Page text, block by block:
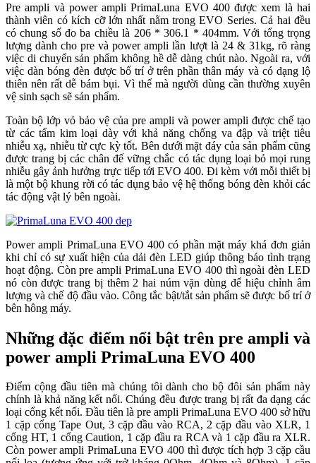
Pre ampli và power ampli PrimaLuna EVO 400 được xem là hai
thành viên có kích cỡ lớn nhất nằm trong EVO Series. Cả hai đều
có chung số đo ba chiều là 206 * 306.1 * 404mm. Với tổng trọng
lượng dành cho pre và power ampli lần lượt là 24 & 31kg, rõ ràng
việc di chuyển sản phẩm không hề dễ dàng chút nào. Ngoài ra, với
việc dàn bóng đèn được bố trí ở trên phần thân máy và có dạng lộ
thiên nên rất dễ bám bụi. Vì thế mà người dùng cần thường xuyên
vệ sinh sạch sẽ sản phẩm.
Toàn bộ lớp vỏ bảo vệ của pre ampli và power ampli được chế tạo
từ các tấm kim loại dày với khả năng chống va đập và triệt tiêu
nhiễu xạ, nhiễu từ cực kỳ tốt. Bên dưới mặt đáy của sản phẩm cũng
được trang bị các chân đế vững chắc có tác dụng loại bỏ mọi rung
nhiễu gây ảnh hưởng trực tiếp tới EVO 400. Đi kèm với mỗi thiết bị
là một bộ khung rời có tác dụng bảo vệ hệ thống bóng đèn khỏi các
tác động vật lý bên ngoài.
Power ampli PrimaLuna EVO 400 có phần mặt máy khá đơn giản
khi chỉ có sự xuất hiện của dải đèn LED giúp thông báo tình trạng
hoạt động. Còn pre ampli PrimaLuna EVO 400 thì ngoài đèn LED
nó còn được trang bị thêm 2 hai núm vặn dùng để hiệu chỉnh âm
lượng và chế độ đầu vào. Công tắc bật/tắt sản phẩm sẽ được bố trí ở
bên hông máy.
Những đặc điểm nổi bật trên pre ampli và
power ampli PrimaLuna EVO 400
Điểm cộng đầu tiên mà chúng tôi dành cho bộ đôi sản phẩm này
chính là khả năng kết nối. Chúng đều được trang bị rất đa dạng các
loại cổng kết nối. Đầu tiên là pre ampli PrimaLuna EVO 400 sở hữu
1 cặp cổng Tape Out, 3 cặp đầu vào RCA, 2 cặp đầu vào XLR, 1
cổng HT, 1 cổng Caution, 1 cặp đầu ra RCA và 1 cặp đầu ra XLR.
Còn power ampli PrimaLuna EVO 400 thì được tích hợp 3 cặp cầu